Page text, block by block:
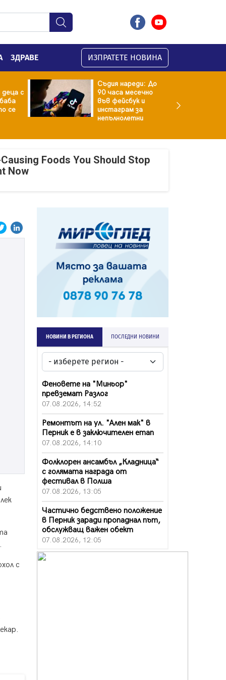
ЗДРАВЕ ИЗПРАТЕТЕ НОВИНА
с
се
Съдия нареди: До
90 часа месечно
във фейсбук и
инстаграм за
непълнолетни
Foods You Should Stop
Now
с
НОВИНИ В РЕГИОНА ПОСЛЕДНИ НОВИНИ
Феновете на "Миньор"
превземат Разлог
07.08.2026, 14:52
Ремонтът на ул. "Ален мак" в
Перник е в заключителен етап
07.08.2026, 14:10
Фолклорен ансамбъл „Кладница“
с голямата награда от
фестивал в Полша
07.08.2026, 13:05
Частично бедствено положение
в Перник заради пропаднал път,
обслужващ важен обект
07.08.2026, 12:05
Да отговорим на жегите с филм